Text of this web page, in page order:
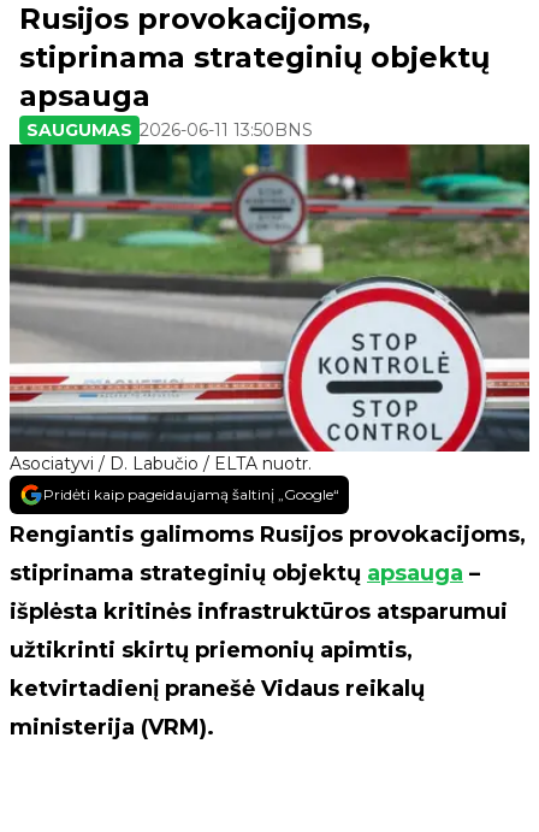
Asociatyvi / D. Labučio / ELTA nuotr.
Rusijos provokacijoms,
stiprinama strateginių objektų
apsauga
SAUGUMAS 2026-06-11 13:50BNS
Pridėti kaip pageidaujamą šaltinį „Google“
Rengiantis galimoms Rusijos provokacijoms,
stiprinama strateginių objektų apsauga –
išplėsta kritinės infrastruktūros atsparumui
užtikrinti skirtų priemonių apimtis,
ketvirtadienį pranešė Vidaus reikalų
ministerija (VRM).